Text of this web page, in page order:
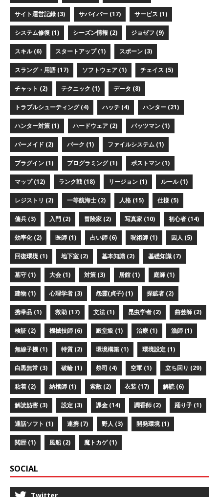
サイト運営記録 (3) サバイバー (17) サービス (1)
システム修復 (1) シーズン情報 (2) ジョゼフ (9)
スキル (6) スタートアップ (1) スポーン (3)
スラング・用語 (17) ソフトウェア (1) チェイス (5)
チャット (2) テクニック (1) データ (8)
トラブルシューティング (4) ハッチ (4) ハンター (21)
ハンター対策 (1) ハードウェア (2) バッツマン (1)
バーメイド (2) パーク (1) ファイルシステム (1)
プラグイン (1) プログラミング (1) ポストマン (1)
マップ (12) ランク戦 (18) リージョン (1) ルール (1)
レジストリ (2) 一等航海士 (2) 人格 (15) 仕様 (5)
傭兵 (3) 入門 (2) 冒険家 (2) 写真家 (10) 初心者 (14)
効率化 (2) 医師 (1) 占い師 (6) 呪術師 (1) 囚人 (5)
回復環境 (1) 地下室 (2) 基本知識 (2) 基礎知識 (7)
墓守 (1) 大会 (1) 対策 (3) 居館 (1) 庭師 (1)
建物 (1) 心理学者 (3) 怨霊(貞子) (1) 探鉱者 (2)
携帯品 (1) 救助 (17) 文法 (1) 昆虫学者 (2) 曲芸師 (2)
検証 (2) 機械技師 (6) 殿堂級 (1) 治療 (1) 漁師 (1)
無線子機 (1) 特質 (2) 環境構築 (1) 環境設定 (1)
白黒無常 (3) 破輪 (1) 祭司 (4) 空軍 (1) 立ち回り (29)
粘着 (2) 納棺師 (1) 索敵 (2) 衣装 (17) 解読 (6)
解読妨害 (3) 設定 (3) 課金 (14) 調香師 (2) 踊り子 (1)
通話ソフト (1) 連携 (7) 野人 (3) 開発環境 (1)
閲歴 (1) 風船 (2) 魔トカゲ (1)
SOCIAL